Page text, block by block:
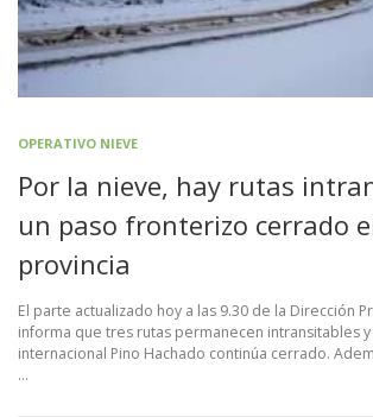
OPERATIVO NIEVE
Por la nieve, hay rutas
un paso fronterizo cerrado
provincia
El parte actualizado hoy a las 9.30 de la Dirección
informa que tres rutas permanecen intransitables
internacional Pino Hachado continúa cerrado.
…